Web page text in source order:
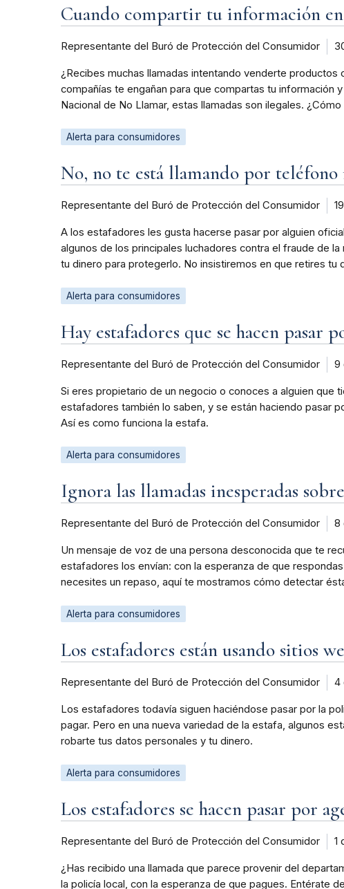
Cuando compartir tu información en
Representante del Buró de Protección del Consumidor
¿Recibes muchas llamadas intentando venderte
compañías te engañan para que compartas tu información
Nacional de No Llamar, estas llamadas son ilegales.
Alerta para consumidores
No, no te está llamando por
Representante del Buró de Protección del Consumidor
A los estafadores les gusta hacerse pasar por alguien
algunos de los principales luchadores contra el fraude de
tu dinero para protegerlo. No insistiremos en que retires
Alerta para consumidores
Hay estafadores que se hacen pasar
Representante del Buró de Protección del Consumidor 9
Si eres propietario de un negocio o conoces a alguien que
estafadores también lo saben, y se están haciendo pasar
Así es como funciona la estafa.
Alerta para consumidores
Ignora las llamadas inesperadas
Representante del Buró de Protección del Consumidor 8
Un mensaje de voz de una persona desconocida que te
estafadores los envían: con la esperanza de que
necesites un repaso, aquí te mostramos cómo detectar
Alerta para consumidores
Los estafadores están usando sitios
Representante del Buró de Protección del Consumidor 4
Los estafadores todavía siguen haciéndose pasar por la
pagar. Pero en una nueva variedad de la estafa, algunos
robarte tus datos personales y tu dinero.
Alerta para consumidores
Los estafadores se hacen pasar por
Representante del Buró de Protección del Consumidor 1
¿Has recibido una llamada que parece provenir del
la policía local, con la esperanza de que pagues. Entérate